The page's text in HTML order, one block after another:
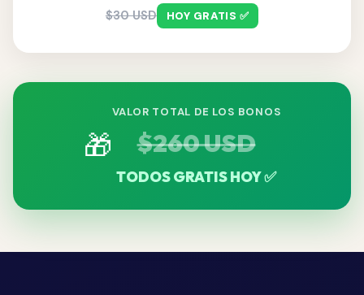
$30 USD HOY GRATIS ✅
🎁
VALOR TOTAL DE LOS BONOS
$260 USD
TODOS GRATIS HOY ✅